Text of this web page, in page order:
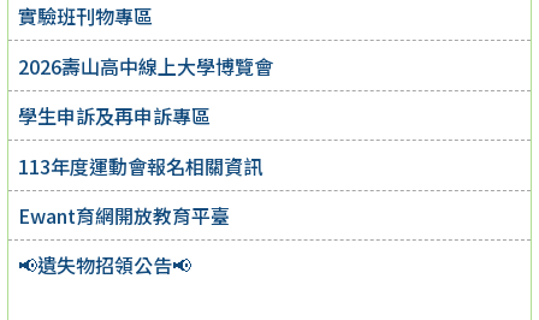
實驗班刊物專區
2026壽山高中線上大學博覽會
學生申訴及再申訴專區
113年度運動會報名相關資訊
Ewant育網開放教育平臺
📢遺失物招領公告📢